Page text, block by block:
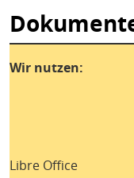
Wir nutzen:
Libre Office